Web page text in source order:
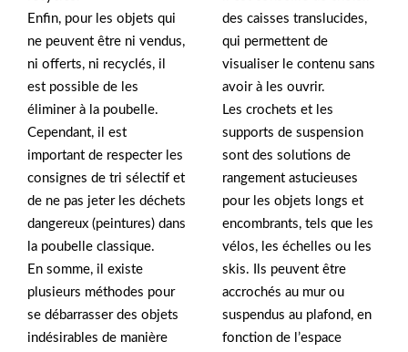
Enfin, pour les objets qui
ne peuvent être ni vendus,
ni offerts, ni recyclés, il
est possible de les
éliminer à la poubelle.
Cependant, il est
important de respecter les
consignes de tri sélectif et
de ne pas jeter les déchets
dangereux (peintures) dans
la poubelle classique.
En somme, il existe
plusieurs méthodes pour
se débarrasser des objets
indésirables de manière
des caisses translucides,
qui permettent de
visualiser le contenu sans
avoir à les ouvrir.
Les crochets et les
supports de suspension
sont des solutions de
rangement astucieuses
pour les objets longs et
encombrants, tels que les
vélos, les échelles ou les
skis. Ils peuvent être
accrochés au mur ou
suspendus au plafond, en
fonction de l’espace